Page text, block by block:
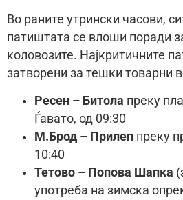
Во раните утрински часови,
патиштата се влоши поради
коловозите. Најкритичните
затворени за тешки товарни
Ресен – Битола преку
Ѓавато, од 09:30
М.Брод – Прилеп преку
10:40
Тетово – Попова Шапка
употреба на зимска